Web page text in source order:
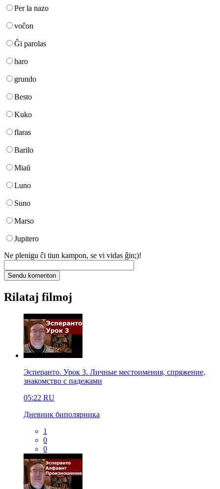
Per la nazo
voĉon
Ĝi parolas
haro
grundo
Besto
Kuko
flaras
Barilo
Miaŭ
Luno
Suno
Marso
Jupitero
Ne plenigu ĉi tiun kampon, se vi vidas ĝin;)!
Rilataj filmoj
Эсперанто. Урок 3. Личные местоимения, спряжение,
знакомство с падежами
05:22 RU
Дневник биполярника
1
0
0